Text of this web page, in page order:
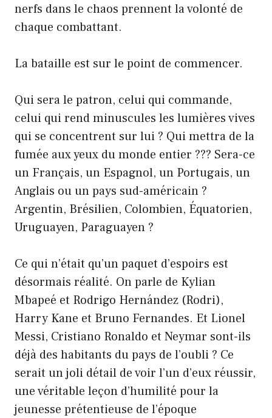
nerfs dans le chaos prennent la volonté de
chaque combattant.
La bataille est sur le point de commencer.
Qui sera le patron, celui qui commande,
celui qui rend minuscules les lumières vives
qui se concentrent sur lui ? Qui mettra de la
fumée aux yeux du monde entier ??? Sera-ce
un Français, un Espagnol, un Portugais, un
Anglais ou un pays sud-américain ?
Argentin, Brésilien, Colombien, Équatorien,
Uruguayen, Paraguayen ?
Ce qui n’était qu’un paquet d’espoirs est
désormais réalité. On parle de Kylian
Mbapeé et Rodrigo Hernández (Rodri),
Harry Kane et Bruno Fernandes. Et Lionel
Messi, Cristiano Ronaldo et Neymar sont-ils
déjà des habitants du pays de l’oubli ? Ce
serait un joli détail de voir l’un d’eux réussir,
une véritable leçon d’humilité pour la
jeunesse prétentieuse de l’époque